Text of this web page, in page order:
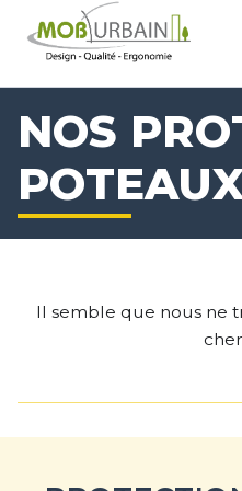
NOS
Il semble que nous ne